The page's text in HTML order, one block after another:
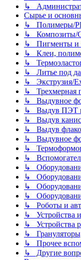
↳
Сырье и
↳ Полимеры/
↳ Композиты/
↳ Пигменты и
↳ Клеи,
↳
↳ Литье под
↳ Экструзия/
↳ Трехмерная
↳ Выдувное
↳ Выдув ПЭТ
↳ Выдув
↳ Выдув
↳ Выдувное
↳
↳
↳
↳
↳
↳
↳ Роботы и
↳ Устройства
↳ Устройства
↳
↳ Прочее
↳ Другие